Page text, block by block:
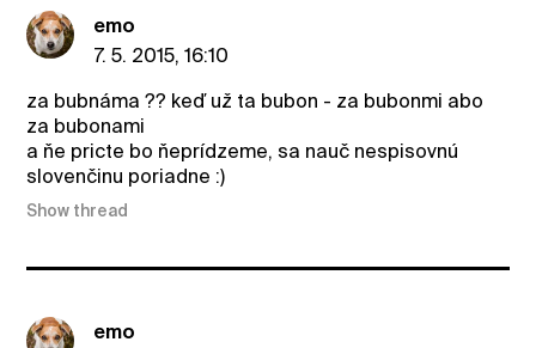
emo
7. 5. 2015, 16:10
za bubnáma ?? keď už ta bubon - za bubonmi abo
za bubonami
a ňe pricte bo ňeprídzeme, sa nauč nespisovnú
slovenčinu poriadne :)
Show thread
emo